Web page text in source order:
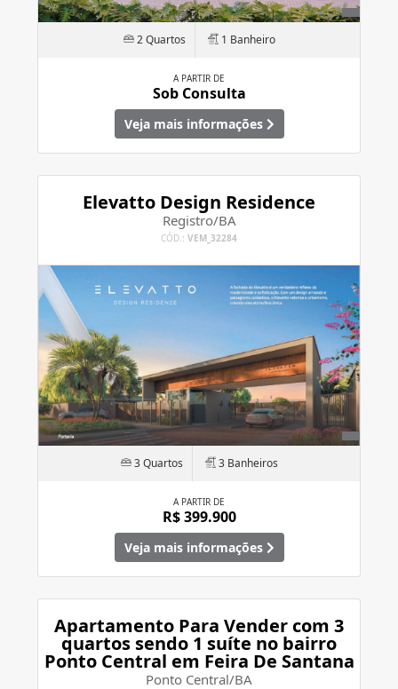
2 Quartos 1 Banheiro
A PARTIR DE
Sob Consulta
Veja mais informações
Elevatto Design Residence
Registro/BA
CÓD.: VEM_32284
3 Quartos 3 Banheiros
A PARTIR DE
R$ 399.900
Veja mais informações
Apartamento Para Vender com 3
quartos sendo 1 suíte no bairro
Ponto Central em Feira De Santana
Ponto Central/BA